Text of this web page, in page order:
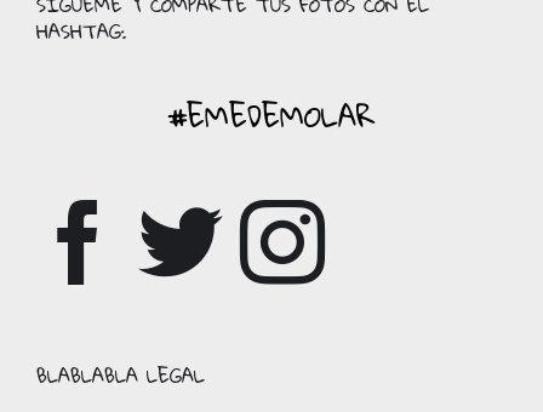
HASHTAG:
#EMEDEMOLAR
BLABLABLA LEGAL